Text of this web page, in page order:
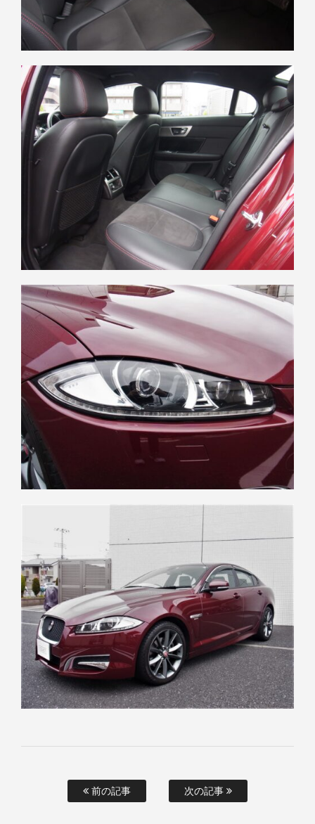
前の記事 次の記事